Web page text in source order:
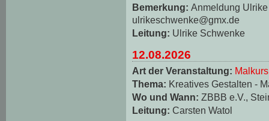
Bemerkung: Anmeldung
ulrikeschwenke@gmx.de
Leitung: Ulrike Schwenke
12.08.2026
Art der Veranstaltung: Malkurs
Thema: Kreatives Gestalten -
Wo und Wann: ZBBB e.V.,
Leitung: Carsten Watol